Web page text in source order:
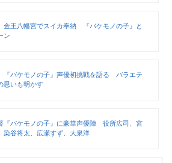
金王八幡宮でスイカ奉納 『バケモノの子』と
ン
『バケモノの子』声優初挑戦を語る バラエテ
思いも明かす
『バケモノの子』に豪華声優陣 役所広司、宮
染谷将太、広瀬すず、大泉洋